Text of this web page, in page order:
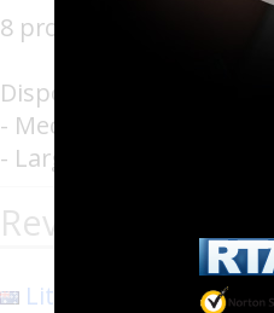
8 protections par paquet.
Disponible en deux
- Medium
- Large
Revendeurs de
Littles Downunder